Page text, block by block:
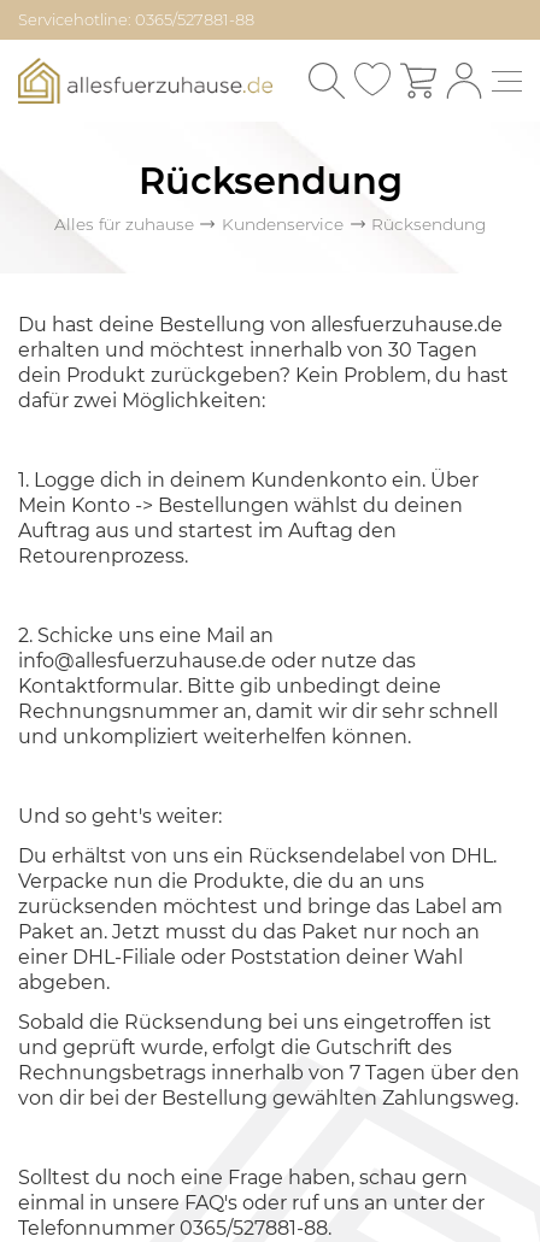
Servicehotline: 0365/527881-88
Rücksendung
Alles für zuhause Kundenservice Rücksendung
Du hast deine Bestellung von allesfuerzuhause.de
erhalten und möchtest innerhalb von 30 Tagen
dein Produkt zurückgeben? Kein Problem, du hast
dafür zwei Möglichkeiten:
1. Logge dich in deinem Kundenkonto ein. Über
Mein Konto -> Bestellungen wählst du deinen
Auftrag aus und startest im Auftag den
Retourenprozess.
2. Schicke uns eine Mail an
info@allesfuerzuhause.de oder nutze das
Kontaktformular. Bitte gib unbedingt deine
Rechnungsnummer an, damit wir dir sehr schnell
und unkompliziert weiterhelfen können.
Und so geht's weiter:
Du erhältst von uns ein Rücksendelabel von DHL.
Verpacke nun die Produkte, die du an uns
zurücksenden möchtest und bringe das Label am
Paket an. Jetzt musst du das Paket nur noch an
einer DHL-Filiale oder Poststation deiner Wahl
abgeben.
Sobald die Rücksendung bei uns eingetroffen ist
und geprüft wurde, erfolgt die Gutschrift des
Rechnungsbetrags innerhalb von 7 Tagen über den
von dir bei der Bestellung gewählten Zahlungsweg.
Solltest du noch eine Frage haben, schau gern
einmal in unsere FAQ's oder ruf uns an unter der
Telefonnummer 0365/527881-88.